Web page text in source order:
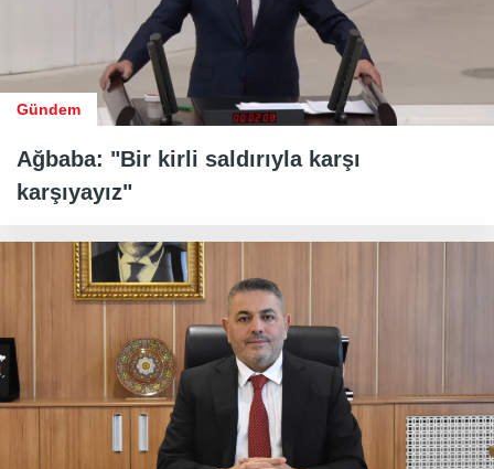
Gündem
Ağbaba: "Bir kirli saldırıyla karşı
karşıyayız"